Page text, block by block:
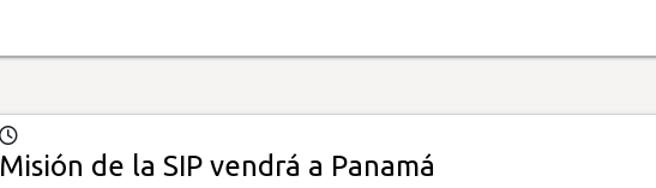
Misión de la SIP vendrá a Panamá